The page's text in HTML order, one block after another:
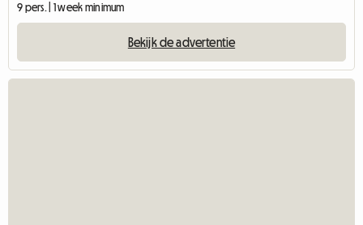
9 pers. | 1 week minimum
Bekijk de advertentie